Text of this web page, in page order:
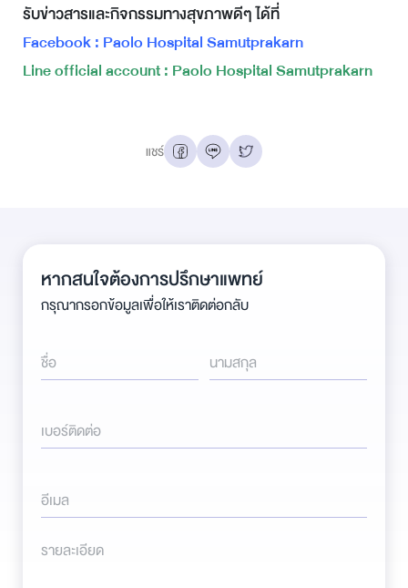
รับข่าวสารและกิจกรรมทางสุขภาพดีๆ ได้ที่
Facebook : Paolo Hospital Samutprakarn
Line official account : Paolo Hospital Samutprakarn
แชร์
หากสนใจต้องการปรึกษาแพทย์
กรุณากรอกข้อมูลเพื่อให้เราติดต่อกลับ
ชื่อ นามสกุล
เบอร์ติดต่อ
อีเมล
รายละเอียด